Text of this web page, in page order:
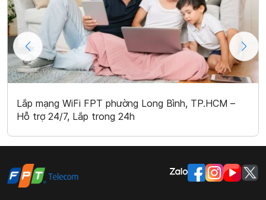
Lắp mạng WiFi FPT phường Long Bình, TP.HCM –
Hỗ trợ 24/7, Lắp trong 24h